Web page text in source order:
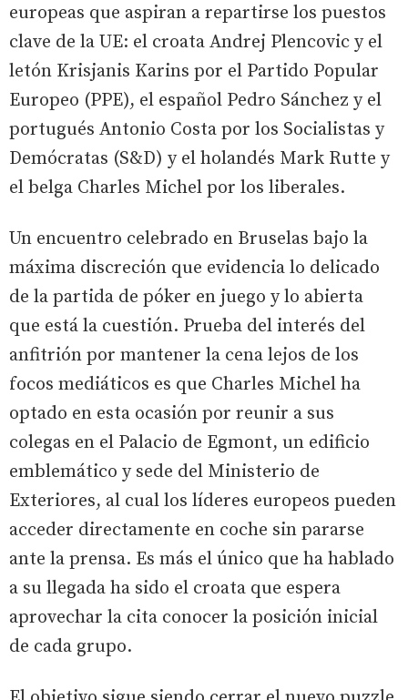
europeas que aspiran a repartirse los puestos
clave de la UE: el croata Andrej Plencovic y el
letón Krisjanis Karins por el Partido Popular
Europeo (PPE), el español Pedro Sánchez y el
portugués Antonio Costa por los Socialistas y
Demócratas (S&D) y el holandés Mark Rutte y
el belga Charles Michel por los liberales.
Un encuentro celebrado en Bruselas bajo la
máxima discreción que evidencia lo delicado
de la partida de póker en juego y lo abierta
que está la cuestión. Prueba del interés del
anfitrión por mantener la cena lejos de los
focos mediáticos es que Charles Michel ha
optado en esta ocasión por reunir a sus
colegas en el Palacio de Egmont, un edificio
emblemático y sede del Ministerio de
Exteriores, al cual los líderes europeos pueden
acceder directamente en coche sin pararse
ante la prensa. Es más el único que ha hablado
a su llegada ha sido el croata que espera
aprovechar la cita conocer la posición inicial
de cada grupo.